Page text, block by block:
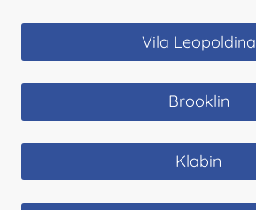
Vila Leopoldina
Brooklin
Klabin